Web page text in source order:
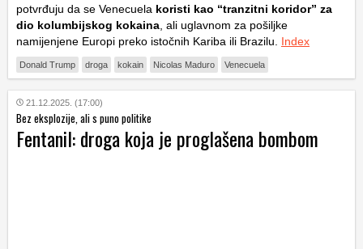
potvrđuju da se Venecuela koristi kao “tranzitni koridor” za
dio kolumbijskog kokaina , ali uglavnom za pošiljke
namijenjene Europi preko istočnih Kariba ili Brazilu. Index
Donald Trump droga kokain Nicolas Maduro Venecuela
21.12.2025. (17:00)
Bez eksplozije, ali s puno politike
Fentanil: droga koja je proglašena bombom